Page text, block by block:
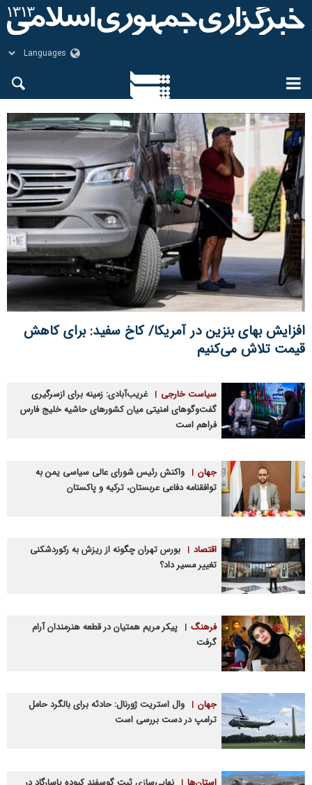
افزایش بهای بنزین در آمریکا/ کاخ سفید: برای کاهش
قیمت تلاش می‌کنیم
سیاست خارجی
غریب‌آبادی: زمینه برای ازسرگیری
گفت‌وگوهای امنیتی میان کشورهای حاشیه خلیج فارس
فراهم است
جهان
واکنش رئیس شورای عالی سیاسی یمن به
توافقنامه دفاعی عربستان، ترکیه و پاکستان
اقتصاد
بورس تهران چگونه از ریزش به رکوردشکنی
تغییر مسیر داد؟
فرهنگ
پیکر مریم همتیان در قطعه هنرمندان آرام
گرفت
جهان
وال استریت ژورنال: حادثه برای بالگرد حامل
ترامپ در دست بررسی است